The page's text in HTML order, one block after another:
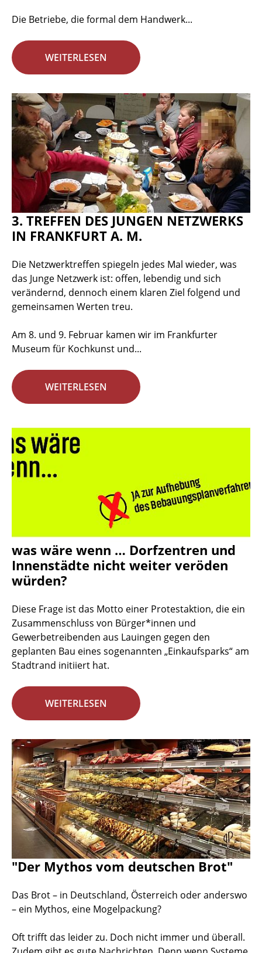
Die Betriebe, die formal dem Handwerk...
WEITERLESEN
3. TREFFEN DES JUNGEN NETZWERKS
IN FRANKFURT A. M.
Die Netzwerktreffen spiegeln jedes Mal wieder, was
das Junge Netzwerk ist: offen, lebendig und sich
verändernd, dennoch einem klaren Ziel folgend und
gemeinsamen Werten treu.
Am 8. und 9. Februar kamen wir im Frankfurter
Museum für Kochkunst und...
WEITERLESEN
was wäre wenn … Dorfzentren und
Innenstädte nicht weiter veröden
würden?
Diese Frage ist das Motto einer Protestaktion, die ein
Zusammenschluss von Bürger*innen und
Gewerbetreibenden aus Lauingen gegen den
geplanten Bau eines sogenannten „Einkaufsparks“ am
Stadtrand initiiert hat.
WEITERLESEN
"Der Mythos vom deutschen Brot"
Das Brot – in Deutschland, Österreich oder anderswo
– ein Mythos, eine Mogelpackung?
Oft trifft das leider zu. Doch nicht immer und überall.